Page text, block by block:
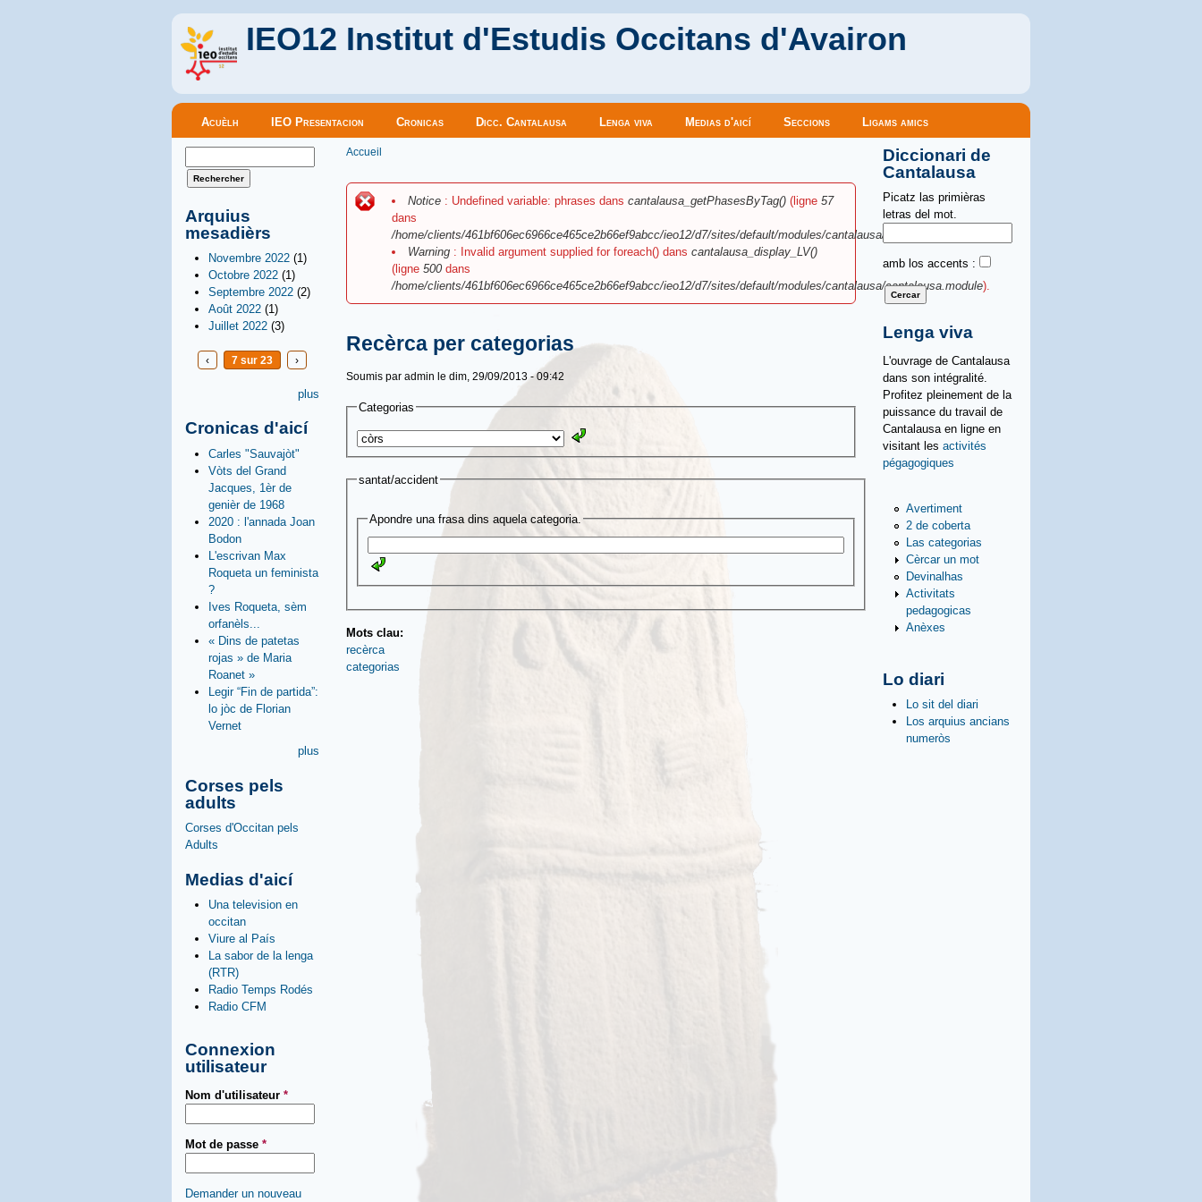
IEO12 Institut d'Estudis Occitans d'Avairon
Menu principal
Acuèlh IEO Presentacion Cronicas Dicc. Cantalausa Lenga viva Medias d'aicí Seccions Ligams amics
Formulaire de recherche
Arquius
mesadièrs
Novembre 2022 (1)
Octobre 2022 (1)
Septembre 2022 (2)
Août 2022 (1)
Juillet 2022 (3)
‹ 7 sur 23 ›
plus
Cronicas d'aicí
Carles "Sauvajòt"
Vòts del Grand
Jacques, 1èr de
genièr de 1968
2020 : l'annada Joan
Bodon
L'escrivan Max
Roqueta un feminista
?
Ives Roqueta, sèm
orfanèls...
« Dins de patetas
rojas » de Maria
Roanet »
Legir “Fin de partida”:
lo jòc de Florian
Vernet
plus
Corses pels
adults
Corses d'Occitan pels
Adults
Medias d'aicí
Una television en
occitan
Viure al País
La sabor de la lenga
(RTR)
Radio Temps Rodés
Radio CFM
Connexion
utilisateur
Nom d'utilisateur *
Mot de passe *
Demander un nouveau
Vous êtes ici
Accueil
Message d'erreur
Notice : Undefined variable: phrases dans cantalausa_getPhasesByTag() (ligne 57
dans
/home/clients/461bf606ec6966ce465ce2b66ef9abcc/ieo12/d7/sites/default/modules/cantalausa/cantalausa.module
Warning : Invalid argument supplied for foreach() dans cantalausa_display_LV()
(ligne 500 dans
/home/clients/461bf606ec6966ce465ce2b66ef9abcc/ieo12/d7/sites/default/modules/cantalausa/cantalausa.module).
Recèrca per categorias
Soumis par admin le dim, 29/09/2013 - 09:42
Categorias
santat/accident
Apondre una frasa dins aquela categoria.
Mots clau:
recèrca
categorias
Diccionari de
Cantalausa
Picatz las primièras
letras del mot.
amb los accents :
Lenga viva
L'ouvrage de Cantalausa
dans son intégralité.
Profitez pleinement de la
puissance du travail de
Cantalausa en ligne en
visitant les activités
pégagogiques
Avertiment
2 de coberta
Las categorias
Cèrcar un mot
Devinalhas
Activitats
pedagogicas
Anèxes
Lo diari
Lo sit del diari
Los arquius ancians
numeròs